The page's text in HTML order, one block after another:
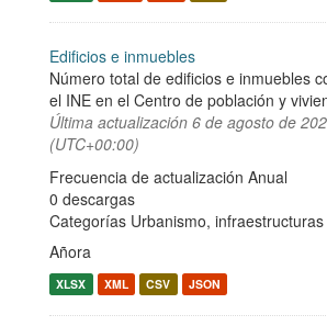
Edificios e inmuebles
Número total de edificios e inmuebles
el INE en el Centro de población y
Última actualización 6 de agosto de
(UTC+00:00)
Frecuencia de actualización Anual
0 descargas
Categorías Urbanismo,
Añora
XLSX XML CSV JSON